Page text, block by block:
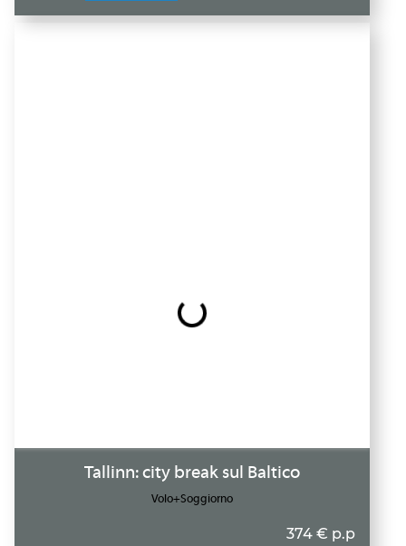
Tallinn: city break sul Baltico
Volo+Soggiorno
374 € p.p